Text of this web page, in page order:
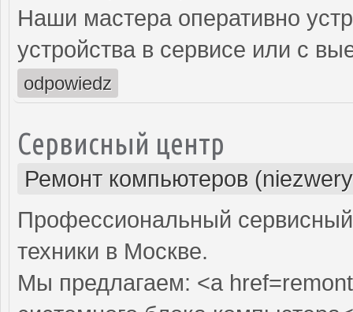
Наши мастера оперативно
устройства в сервисе или с
odpowiedz
Сервисный центр
Ремонт компьютеров
Профессиональный
техники в Москве.
Мы предлагаем: <a